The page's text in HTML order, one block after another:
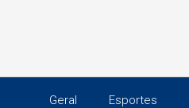
Geral Esportes